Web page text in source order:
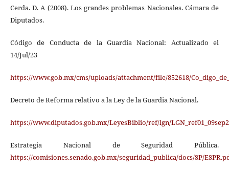
Cerda. D. A (2008). Los grandes problemas Nacionales. Cámara de
Diputados.
Código de Conducta de la Guardia Nacional: Actualizado el
14/Jul/23
https://www.gob.mx/cms/uploads/attachment/file/852618/
Decreto de Reforma relativo a la Ley de la Guardia Nacional.
https://www.diputados.gob.mx/LeyesBiblio/ref/lgn/
Estrategia Nacional de Seguridad Pública.
https://comisiones.senado.gob.mx/seguridad_publica/docs/SP/